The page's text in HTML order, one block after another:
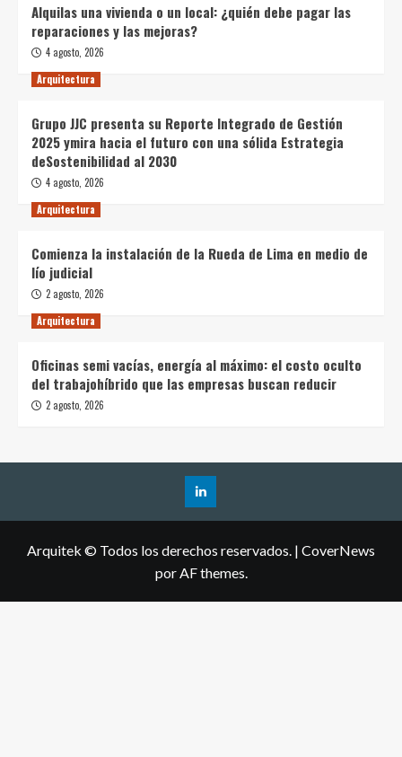
Alquilas una vivienda o un local: ¿quién debe pagar las
reparaciones y las mejoras?
4 agosto, 2026
Arquitectura
Grupo JJC presenta su Reporte Integrado de Gestión
2025 ymira hacia el futuro con una sólida Estrategia
deSostenibilidad al 2030
4 agosto, 2026
Arquitectura
Comienza la instalación de la Rueda de Lima en medio de
lío judicial
2 agosto, 2026
Arquitectura
Oficinas semi vacías, energía al máximo: el costo oculto
del trabajohíbrido que las empresas buscan reducir
2 agosto, 2026
Arquitek © Todos los derechos reservados. | CoverNews
por AF themes.